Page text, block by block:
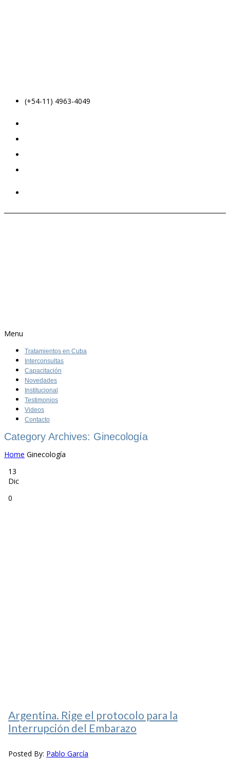
(+54-11) 4963-4049
Menu
Tratamientos en Cuba
Interconsultas
Capacitación
Novedades
Institucional
Testimonios
Videos
Contacto
Category Archives: Ginecología
Home Ginecología
13
Dic
0
Argentina. Rige el protocolo para la
Interrupción del Embarazo
Posted By: Pablo García